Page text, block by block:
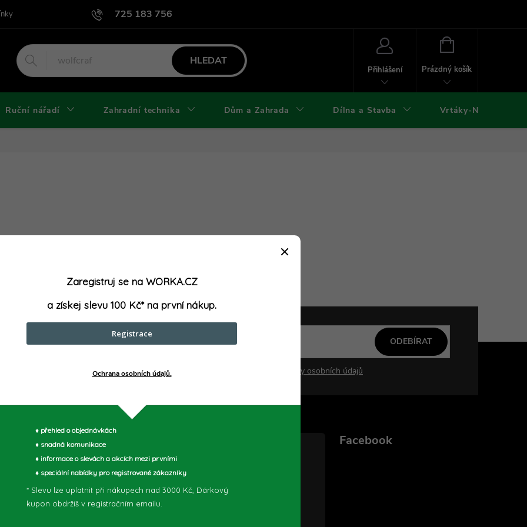
725 183 756
Podmínky užití webu Podmínky ochrany osobních údajů a cookies
HLEDAT
Přihlášení
NÁKUPNÍ
Prázdný košík
Ruční nářadí Zahradní technika Dům a Zahrada Dílna a Stavba Vrtáky-Nástroje
a slevách
Vložením e-mailu souhlasíte s podmínkami ochrany osobních údajů
ODEBÍRAT
Facebook
Zaregistruj se na WORKA.CZ
a získej slevu 100 Kč* na první nákup.
Registrace
Ochrana osobních údajů.
♦ přehled o objednávkách
♦ snadná komunikace
♦ informace o slevách a akcích mezi prvními
♦ speciální nabídky pro registrované zákazníky
* Slevu lze uplatnit při nákupech nad 3000 Kč, Dárkový
kupon obdržíš v registračním emailu.